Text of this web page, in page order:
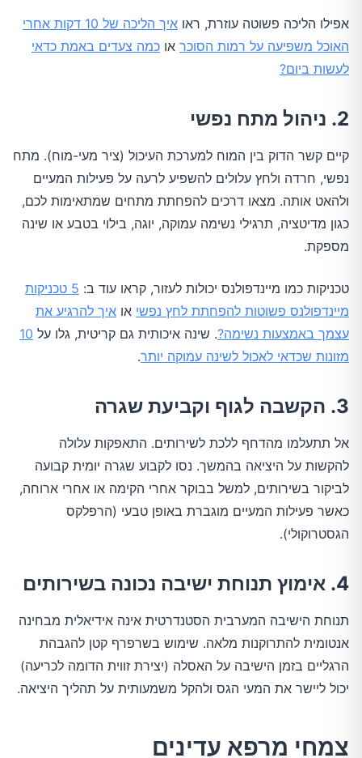
אפילו הליכה פשוטה עוזרת, ראו
איך הליכה של 10 דקות אחרי
האוכל משפיעה על רמות הסוכר או כמה צעדים באמת כדאי
לעשות ביום?
2. ניהול מתח נפשי
קיים קשר הדוק בין המוח למערכת העיכול (ציר מעי-מוח). מתח
נפשי, חרדה ולחץ עלולים להשפיע לרעה על פעילות המעיים
ולהאט אותה. מצאו דרכים להפחתת מתחים שמתאימות לכם,
כגון מדיטציה, תרגילי נשימה עמוקה, יוגה, בילוי בטבע או שינה
מספקת.
טכניקות כמו מיינדפולנס יכולות לעזור, קראו עוד ב:
5 טכניקות
מיינדפולנס פשוטות להפחתת לחץ נפשי או איך להרגיע את
עצמך באמצעות נשימה?. שינה איכותית גם קריטית, גלו על 10
מזונות שכדאי לאכול לשינה עמוקה יותר.
3. הקשבה לגוף וקביעת שגרה
אל תתעלמו מהדחף ללכת לשירותים. התאפקות עלולה
להקשות על היציאה בהמשך. נסו לקבוע שגרה יומית קבועה
לביקור בשירותים, למשל בבוקר אחרי הקימה או אחרי ארוחה,
כאשר פעילות המעיים מוגברת באופן טבעי (הרפלקס
הגסטרוקולי).
4. אימוץ תנוחת ישיבה נכונה בשירותים
תנוחת הישיבה המערבית הסטנדרטית אינה אידיאלית מבחינה
אנטומית להתרוקנות מלאה. שימוש בשרפרף קטן להגבהת
הרגליים בזמן הישיבה על האסלה (יצירת זווית הדומה לכריעה)
יכול ליישר את המעי הגס ולהקל משמעותית על תהליך היציאה.
צמחי מרפא עדינים